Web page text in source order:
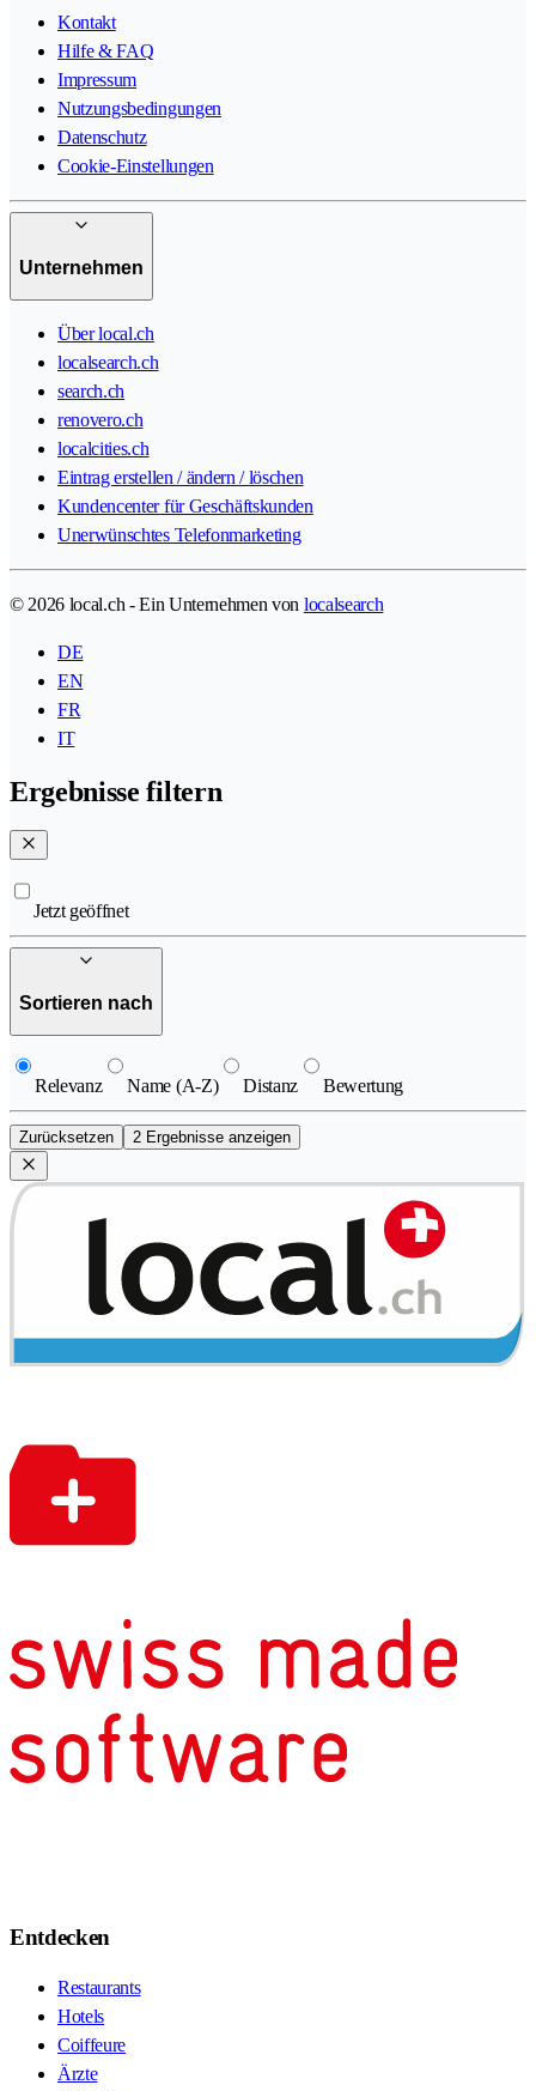
Kontakt
Hilfe & FAQ
Impressum
Nutzungsbedingungen
Datenschutz
Cookie-Einstellungen
Unternehmen
Über local.ch
localsearch.ch
search.ch
renovero.ch
localcities.ch
Eintrag erstellen / ändern / löschen
Kundencenter für Geschäftskunden
Unerwünschtes Telefonmarketing
© 2026 local.ch - Ein Unternehmen von localsearch
DE
EN
FR
IT
Ergebnisse filtern
Jetzt geöffnet
Sortieren nach
Relevanz Name (A-Z) Distanz Bewertung
Zurücksetzen 2 Ergebnisse anzeigen
Entdecken
Restaurants
Hotels
Coiffeure
Ärzte